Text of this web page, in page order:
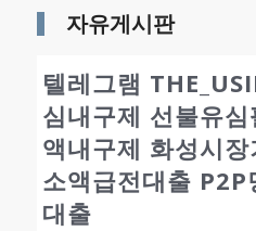
자유게시판
텔레그램
심내구제 선불유
액내구제 화성시
소액급전대출 P2P
대출